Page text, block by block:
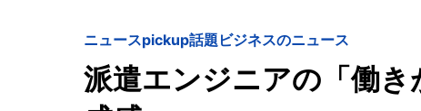
ニュースpickup話題 ビジネスのニュース
派遣エンジニアの「働